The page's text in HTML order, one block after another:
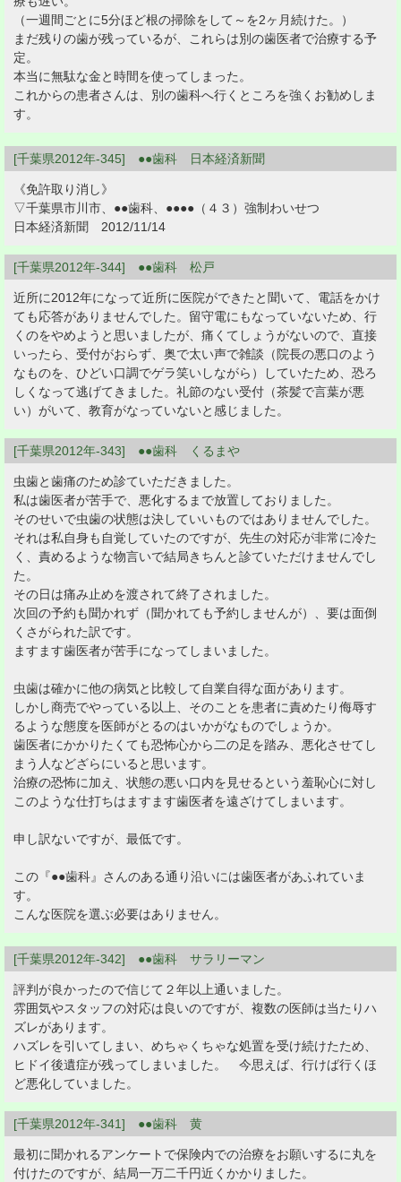
（一週間ごとに5分ほど根の掃除をして～を2ヶ月続けた。）
まだ残りの歯が残っているが、これらは別の歯医者で治療する予
定。
本当に無駄な金と時間を使ってしまった。
これからの患者さんは、別の歯科へ行くところを強くお勧めしま
す。
[千葉県2012年-345] ●●歯科 日本経済新聞
《免許取り消し》
▽千葉県市川市、●●歯科、●●●●（４３）強制わいせつ
日本経済新聞 2012/11/14
[千葉県2012年-344] ●●歯科 松戸
近所に2012年になって近所に医院ができたと聞いて、電話をかけ
ても応答がありませんでした。留守電にもなっていないため、行
くのをやめようと思いましたが、痛くてしょうがないので、直接
いったら、受付がおらず、奥で太い声で雑談（院長の悪口のよう
なものを、ひどい口調でゲラ笑いしながら）していたため、恐ろ
しくなって逃げてきました。礼節のない受付（茶髪で言葉が悪
い）がいて、教育がなっていないと感じました。
[千葉県2012年-343] ●●歯科 くるまや
虫歯と歯痛のため診ていただきました。
私は歯医者が苦手で、悪化するまで放置しておりました。
そのせいで虫歯の状態は決していいものではありませんでした。
それは私自身も自覚していたのですが、先生の対応が非常に冷た
く、責めるような物言いで結局きちんと診ていただけませんでし
た。
その日は痛み止めを渡されて終了されました。
次回の予約も聞かれず（聞かれても予約しませんが）、要は面倒
くさがられた訳です。
ますます歯医者が苦手になってしまいました。
虫歯は確かに他の病気と比較して自業自得な面があります。
しかし商売でやっている以上、そのことを患者に責めたり侮辱す
るような態度を医師がとるのはいかがなものでしょうか。
歯医者にかかりたくても恐怖心から二の足を踏み、悪化させてし
まう人などざらにいると思います。
治療の恐怖に加え、状態の悪い口内を見せるという羞恥心に対し
このような仕打ちはますます歯医者を遠ざけてしまいます。
申し訳ないですが、最低です。
この『●●歯科』さんのある通り沿いには歯医者があふれていま
す。
こんな医院を選ぶ必要はありません。
[千葉県2012年-342] ●●歯科 サラリーマン
評判が良かったので信じて２年以上通いました。
雰囲気やスタッフの対応は良いのですが、複数の医師は当たりハ
ズレがあります。
ハズレを引いてしまい、めちゃくちゃな処置を受け続けたため、
ヒドイ後遺症が残ってしまいました。 今思えば、行けば行くほ
ど悪化していました。
[千葉県2012年-341] ●●歯科 黄
最初に聞かれるアンケートで保険内での治療をお願いするに丸を
付けたのですが、結局一万二千円近くかかりました。